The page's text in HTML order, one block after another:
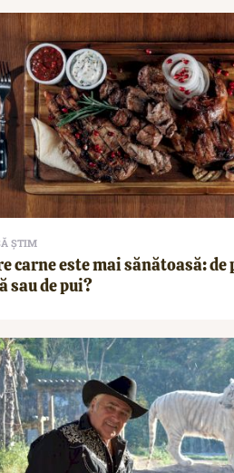
ȘTIM
carne este mai sănătoasă: de
sau de pui?